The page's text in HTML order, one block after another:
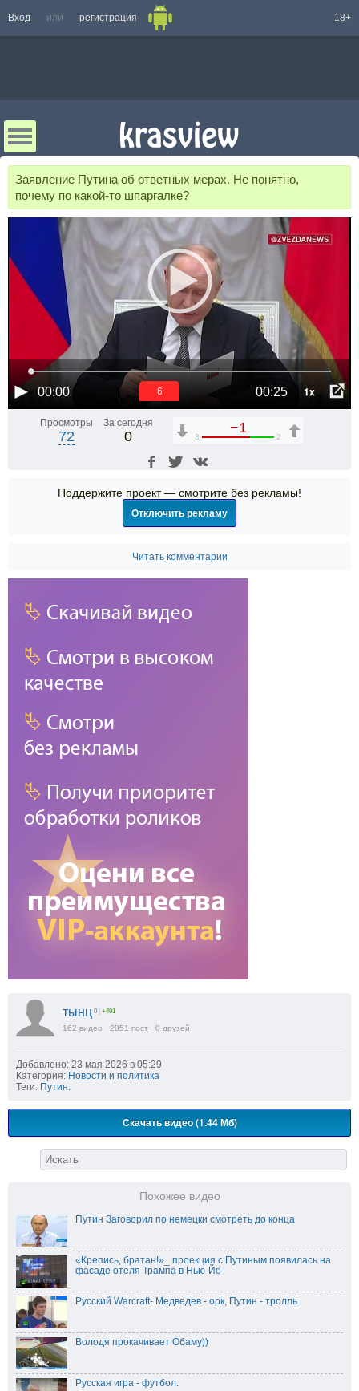
Вход или регистрация 18+
Заявление Путина об ответных мерах. Не понятно,
почему по какой-то шпаргалке?
00:00 00:25 1x
6
Просмотры
72
За сегодня
0
−1
3 2
Поддержите проект — смотрите без рекламы!
Отключить рекламу
Читать комментарии
тынц 0 +491
162 видео 2051 пост 0 друзей
Добавлено: 23 мая 2026 в 05:29
Категория: Новости и политика
Теги: Путин.
Скачать видео (1.44 Мб)
Похожее видео
Путин Заговорил по немецки смотреть до конца
«Крепись, братан!»_ проекция с Путиным появилась на
фасаде отеля Трампа в Нью-Йо
Русский Warcraft- Медведев - орк, Путин - тролль
Володя прокачивает Обаму))
Русская игра - футбол.